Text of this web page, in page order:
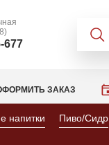
677
ЗАКАЗ
напитки Пиво/Сидр